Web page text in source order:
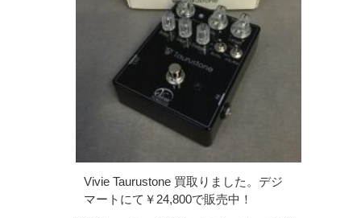
Vivie Taurustone 買取りました。デジ
マートにて￥24,800で販売中！